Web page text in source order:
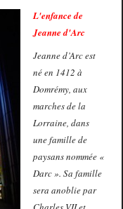
L'enfance de
Jeanne d'Arc
Jeanne d’Arc est
né en 1412 à
Domrémy, aux
marches de la
Lorraine, dans
une famille de
paysans nommée «
Darc ». Sa famille
sera anoblie par